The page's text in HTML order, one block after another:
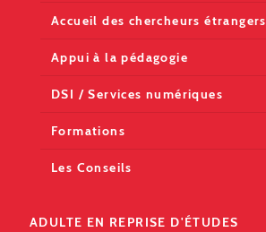
Accueil des chercheurs étrangers
Appui à la pédagogie
DSI / Services numériques
Formations
Les Conseils
ADULTE EN REPRISE D'ÉTUDES